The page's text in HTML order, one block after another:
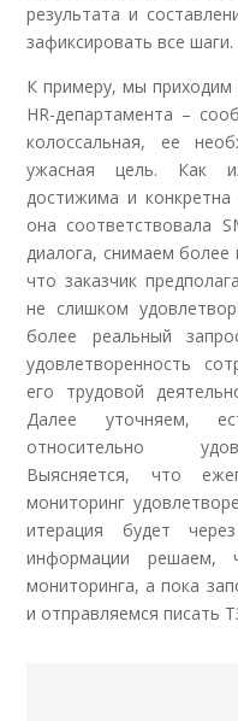
результата и
зафиксировать все шаги.
К примеру, мы приходим
HR-департамента –
колоссальная, ее
ужасная цель. Как
достижима и
она соответствовала
диалога, снимаем
что заказчик
не слишком
более реальный
удовлетворенность
его трудовой
Далее уточняем,
относительно
Выясняется, что
мониторинг
итерация будет
информации решаем,
мониторинга, а пока
и отправляемся писать